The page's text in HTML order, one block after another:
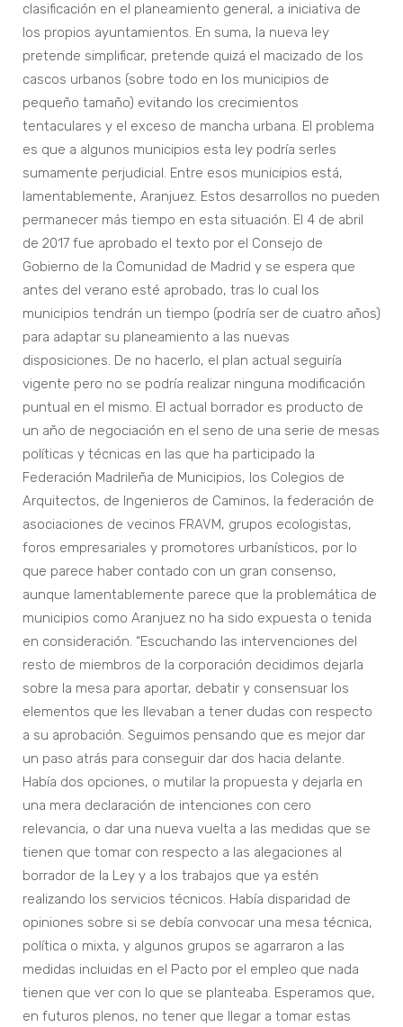
clasificación en el planeamiento general, a iniciativa de
los propios ayuntamientos. En suma, la nueva ley
pretende simplificar, pretende quizá el macizado de los
cascos urbanos (sobre todo en los municipios de
pequeño tamaño) evitando los crecimientos
tentaculares y el exceso de mancha urbana. El problema
es que a algunos municipios esta ley podría serles
sumamente perjudicial. Entre esos municipios está,
lamentablemente, Aranjuez. Estos desarrollos no pueden
permanecer más tiempo en esta situación. El 4 de abril
de 2017 fue aprobado el texto por el Consejo de
Gobierno de la Comunidad de Madrid y se espera que
antes del verano esté aprobado, tras lo cual los
municipios tendrán un tiempo (podría ser de cuatro años)
para adaptar su planeamiento a las nuevas
disposiciones. De no hacerlo, el plan actual seguiría
vigente pero no se podría realizar ninguna modificación
puntual en el mismo. El actual borrador es producto de
un año de negociación en el seno de una serie de mesas
políticas y técnicas en las que ha participado la
Federación Madrileña de Municipios, los Colegios de
Arquitectos, de Ingenieros de Caminos, la federación de
asociaciones de vecinos FRAVM, grupos ecologistas,
foros empresariales y promotores urbanísticos, por lo
que parece haber contado con un gran consenso,
aunque lamentablemente parece que la problemática de
municipios como Aranjuez no ha sido expuesta o tenida
en consideración. “Escuchando las intervenciones del
resto de miembros de la corporación decidimos dejarla
sobre la mesa para aportar, debatir y consensuar los
elementos que les llevaban a tener dudas con respecto
a su aprobación. Seguimos pensando que es mejor dar
un paso atrás para conseguir dar dos hacia delante.
Había dos opciones, o mutilar la propuesta y dejarla en
una mera declaración de intenciones con cero
relevancia, o dar una nueva vuelta a las medidas que se
tienen que tomar con respecto a las alegaciones al
borrador de la Ley y a los trabajos que ya estén
realizando los servicios técnicos. Había disparidad de
opiniones sobre si se debía convocar una mesa técnica,
política o mixta, y algunos grupos se agarraron a las
medidas incluidas en el Pacto por el empleo que nada
tienen que ver con lo que se planteaba. Esperamos que,
en futuros plenos, no tener que llegar a tomar estas